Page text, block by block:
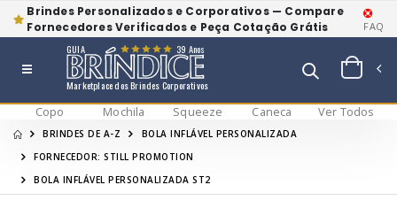
Brindes Personalizados e Corporativos — Compare
Fornecedores Verificados e Peça Cotação Grátis
FAQ
Marketplace dos Brindes Corporativos
GUIA 39 Anos
Copo Mochila Squeeze Caneca Ver Todos
BRINDES DE A-Z
BOLA INFLÁVEL PERSONALIZADA
FORNECEDOR: STILL PROMOTION
BOLA INFLÁVEL PERSONALIZADA ST2